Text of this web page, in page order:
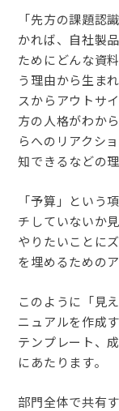
「先方の課題認
かれば、自社製
ためにどんな資
う理由から生ま
スからアウトサ
方の人格がわか
らへのリアクシ
知できるなどの
「予算」という
チしていないか
やりたいことに
を埋めるための
このように「見
ニュアルを作成
テンプレート、
にあたります。
部門全体で共有